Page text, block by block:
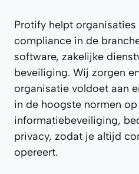
Protify helpt
compliance in de
software, zakelijke
beveiliging. Wij zorgen
organisatie voldoet aan
in de hoogste normen
informatiebeveiliging,
privacy, zodat je altijd
opereert.